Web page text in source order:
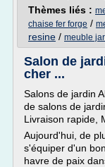
Thèmes liés :
chaise fer forge /
resine / meuble
Salon de
cher ...
Salons de jardin
de salons de
Livraison rapide,
Aujourd'hui, de
s'équiper d'un
havre de paix